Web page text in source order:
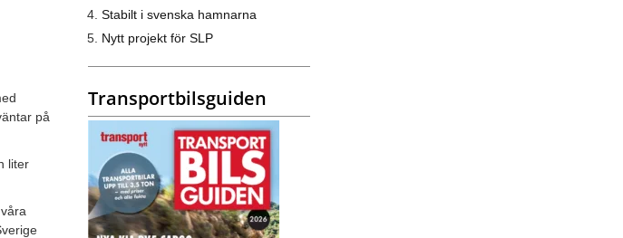
på
liter
Stabilt i svenska hamnarna
Nytt projekt för SLP
Transportbilsguiden